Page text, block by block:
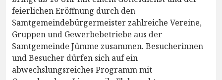
feierlichen Eröffnung durch den
Samtgemeindebürgermeister zahlreiche Vereine,
Gruppen und Gewerbebetriebe aus der
Samtgemeinde Jümme zusammen. Besucherinnen
und Besucher dürfen sich auf ein
abwechslungsreiches Programm mit